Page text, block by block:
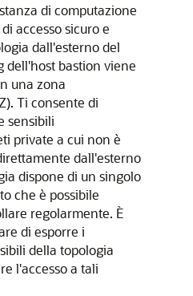
di computazione
accesso sicuro e
dall'esterno del
dell'host bastion viene
una zona
Ti consente di
sensibili
private a cui non è
dall'esterno
dispone di un singolo
che è possibile
regolarmente. È
di esporre i
della topologia
l'accesso a tali